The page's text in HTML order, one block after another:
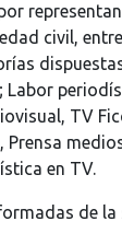
civil,
Labor
TV
Prensa
en TV.
de la